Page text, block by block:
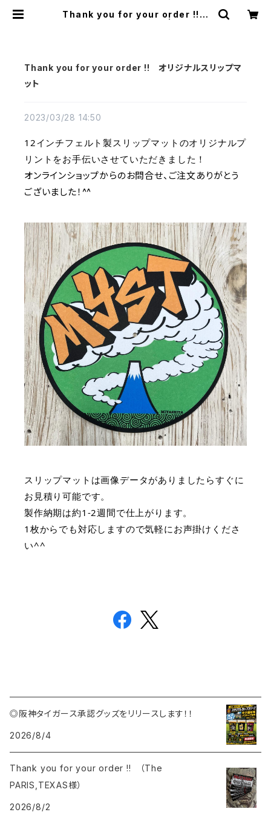
Thank you for your order !!
Thank you for your order !! オリジナルスリップマ
ット
2023/03/28 14:50
12インチフェルト製スリップマットのオリジナルプ
リントをお手伝いさせていただきました！
オンラインショップからのお問合せ、ご注文ありがとう
ございました！^^
スリップマットは画像データがありましたらすぐに
お見積り可能です。
製作納期は約1-2週間で仕上がります。
1枚からでも対応しますので気軽にお声掛けくださ
い^^
◎阪神タイガース承認グッズをリリースします！！
2026/8/4
Thank you for your order !! （The
PARIS,TEXAS様）
2026/8/2